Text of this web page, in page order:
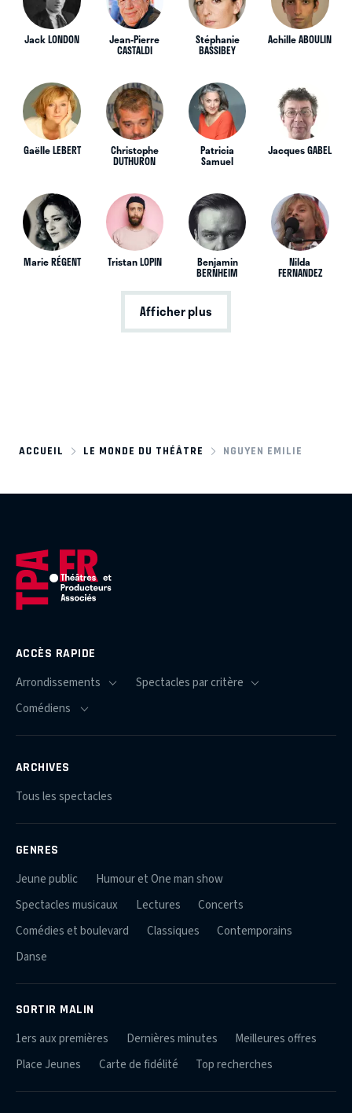
Jack LONDON Jean-Pierre
CASTALDI
Stéphanie
BASSIBEY
Achille ABOULIN
Gaëlle LEBERT Christophe
DUTHURON
Patricia
Samuel
Jacques GABEL
Marie RÉGENT Tristan LOPIN Benjamin
BERNHEIM
Nilda
FERNANDEZ
Afficher plus
ACCUEIL LE MONDE DU THÉÂTRE NGUYEN EMILIE
ACCÈS RAPIDE
ARCHIVES
Tous les spectacles
GENRES
Jeune public
Humour et One man show
Spectacles musicaux
Lectures
Concerts
Comédies et boulevard
Classiques
Contemporains
Danse
SORTIR MALIN
1ers aux premières Dernières minutes
Meilleures offres
Place Jeunes
Carte de fidélité Top recherches